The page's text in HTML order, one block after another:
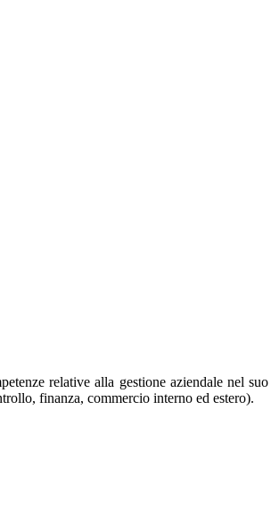
relative alla gestione aziendale nel
finanza, commercio interno ed estero).